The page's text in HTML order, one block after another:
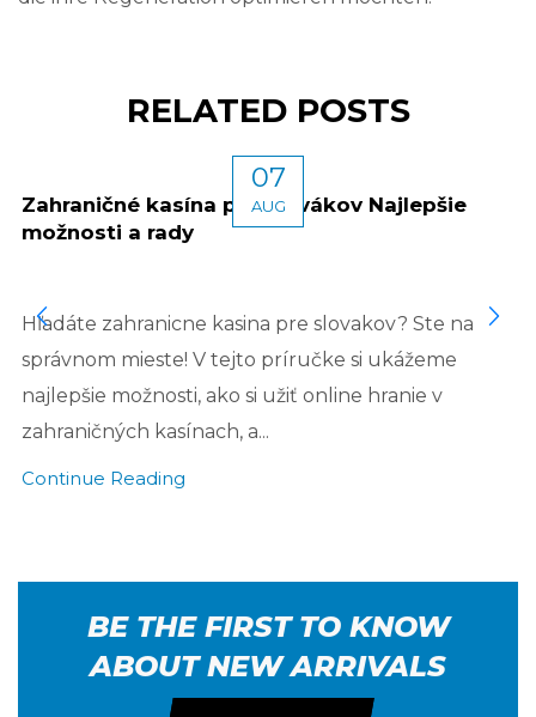
RELATED POSTS
07
AUG
Zahraničné kasína pre Slovákov Najlepšie
možnosti a rady
Hľadáte zahranicne kasina pre slovakov? Ste na
správnom mieste! V tejto príručke si ukážeme
najlepšie možnosti, ako si užiť online hranie v
zahraničných kasínach, a...
Continue Reading
BE THE FIRST TO KNOW
ABOUT NEW ARRIVALS